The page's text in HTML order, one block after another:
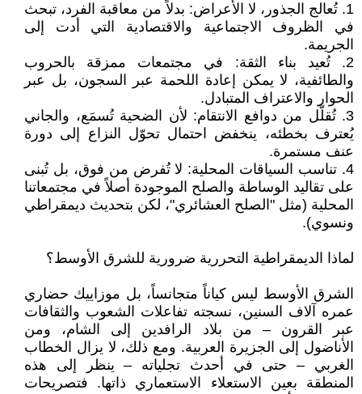
1. تُعالج الجذور، لا الأعراض: بدلاً من معاقبة الفرد، تبحث
في الظروف الاجتماعية والاقتصادية التي أدت إلى
الجريمة.
2. تُعيد بناء الثقة: في مجتمعات ممزقة بالحروب
والطائفية، لا يمكن إعادة اللحمة عبر السجون، بل عبر
الحوار والاعتراف المتبادل.
3. تُقلّل من دوافع الانتقام: لأن الضحية تُسمَع، والجاني
يُعترف بخطئه، ينخفض احتمال تحوّل النزاع إلى دورة
عنف مستمرة.
4. تناسب السياقات المحلية: لا تُفرض من فوق، بل تُبنى
على تقاليد الوساطة والصلح الموجودة أصلاً في مجتمعاتنا
المحلية (مثل "الصلح العشائري"، لكن بتحديث ديمقراطي
ونسوي).
لماذا الديمقراطية التحررية ضرورية للشرق الأوسط؟
الشرق الأوسط ليس كياناً متجانساً، بل موزاييك حضاري
عمره آلاف السنين، نسجته تفاعلات الشعوب والثقافات
عبر القرون – من بلاد الرافدين إلى الشام، ومن
الأناضول إلى الجزيرة العربية. ومع ذلك، لا يزال الخطاب
الغربي – حتى في أحدث تجلياته – ينظر إلى هذه
المنطقة بعين الاستعلاء الاستعماري ذاتها. فتصريحات